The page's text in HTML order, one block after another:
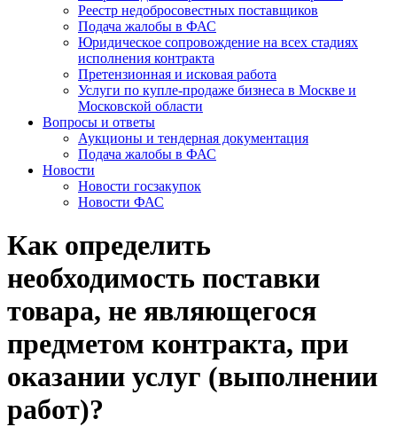
Реестр недобросовестных поставщиков
Подача жалобы в ФАС
Юридическое сопровождение на всех стадиях
исполнения контракта
Претензионная и исковая работа
Услуги по купле-продаже бизнеса в Москве и
Московской области
Вопросы и ответы
Аукционы и тендерная документация
Подача жалобы в ФАС
Новости
Новости госзакупок
Новости ФАС
Как определить
необходимость поставки
товара, не являющегося
предметом контракта, при
оказании услуг (выполнении
работ)?